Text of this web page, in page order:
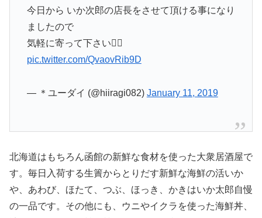
今日から いか次郎の店長をさせて頂ける事になり
ましたので
気軽に寄って下さい🙇‍♂️
pic.twitter.com/QvaovRib9D
— ＊ユーダイ (@hiiragi082) January 11, 2019
北海道はもちろん函館の新鮮な食材を使った大衆居酒屋で
す。毎日入荷する生簀からとりだす新鮮な海鮮の活いか
や、あわび、ほたて、つぶ、ほっき、かきはいか太郎自慢
の一品です。その他にも、ウニやイクラを使った海鮮丼、